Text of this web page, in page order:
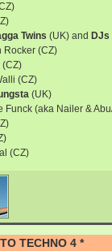
Twins (UK) and
Rocker (CZ)
(CZ)
(CZ)
(UK)
Funck (aka Nailer &
(CZ)
TECHNO 4 *